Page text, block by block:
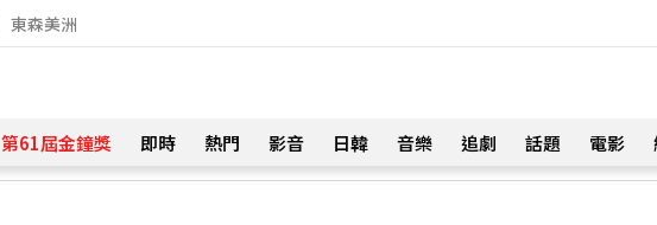
東森美洲
第61屆金鐘獎 即時 熱門 影音 日韓 音樂 追劇 話題 電影